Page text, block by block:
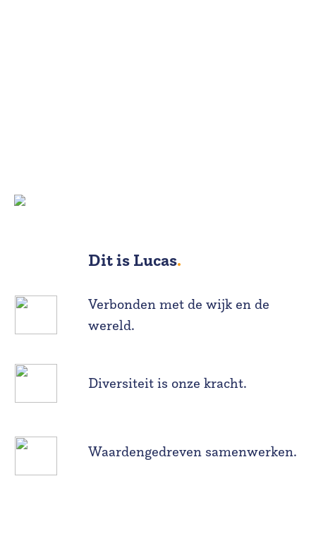
Dit is Lucas.
Verbonden met de wijk en de
wereld.
Diversiteit is onze kracht.
Waardengedreven samenwerken.